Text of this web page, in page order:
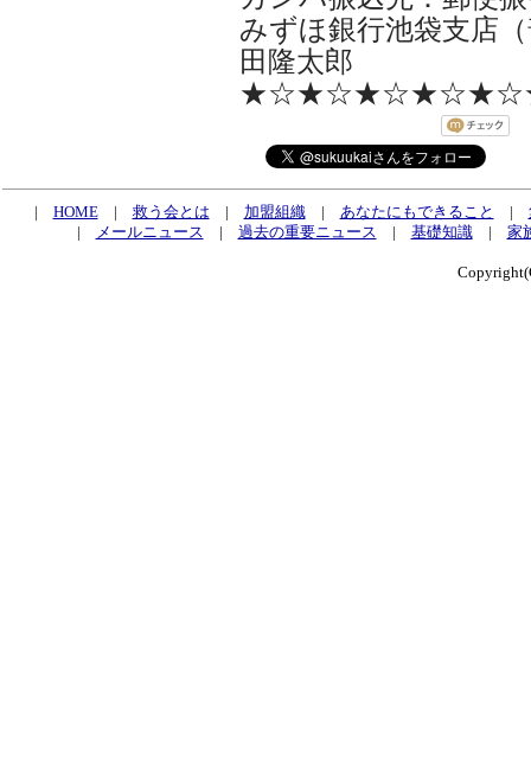
みずほ銀行池袋支店
田隆太郎
| HOME| 救う会とは | 加盟組織| あなたにもできること |
|
メールニュース | 過去の重要ニュース | 基礎知識| 家